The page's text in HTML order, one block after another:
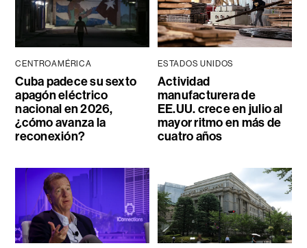
CENTROAMÉRICA
Cuba padece su sexto
apagón eléctrico
nacional en 2026,
¿cómo avanza la
reconexión?
ESTADOS UNIDOS
Actividad
manufacturera de
EE.UU. crece en julio al
mayor ritmo en más de
cuatro años